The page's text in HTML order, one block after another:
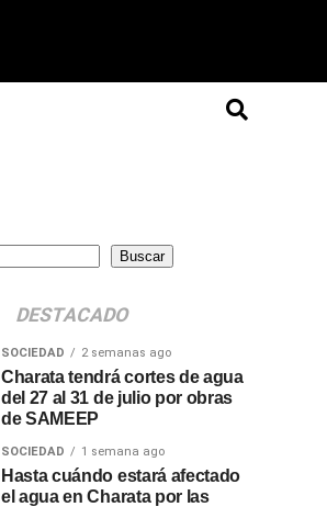
Buscar
DESTACADO
SOCIEDAD 2 semanas ago
Charata tendrá cortes de agua
del 27 al 31 de julio por obras
de SAMEEP
SOCIEDAD 1 semana ago
Hasta cuándo estará afectado
el agua en Charata por las